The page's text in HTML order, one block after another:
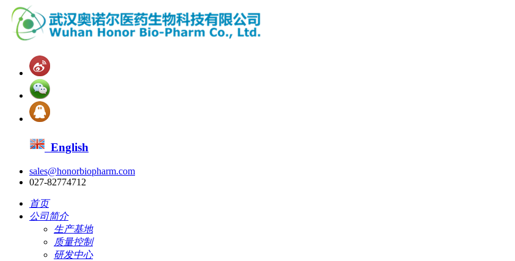
English
sales@honorbiopharm.com
027-82774712
首页
公司简介
生产基地
质量控制
研发中心